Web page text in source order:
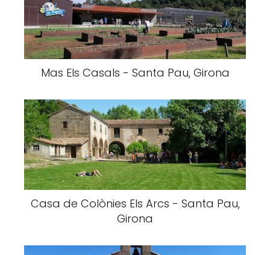
Mas Els Casals - Santa Pau, Girona
Casa de Colònies Els Arcs - Santa Pau,
Girona